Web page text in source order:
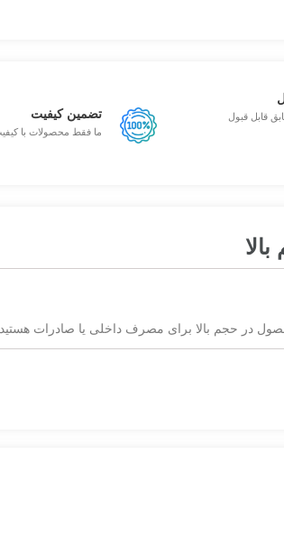
قابل قبول
تضمین کیفیت
ما فقط محصولات با کیفیت
در حجم بالا برای مصرف داخلی یا صادرات